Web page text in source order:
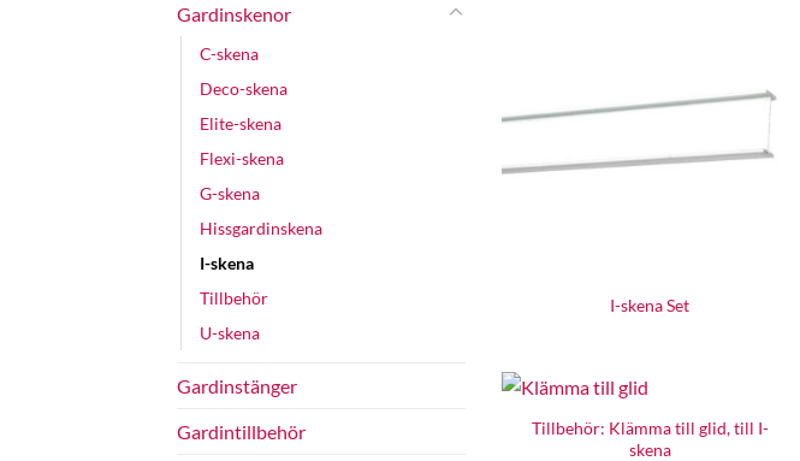
Gardinskenor
C-skena
Deco-skena
Elite-skena
Flexi-skena
G-skena
Hissgardinskena
I-skena
Tillbehör
U-skena
Gardinstänger
Gardintillbehör
I-skena Set
Tillbehör: Klämma till glid, till I-
skena